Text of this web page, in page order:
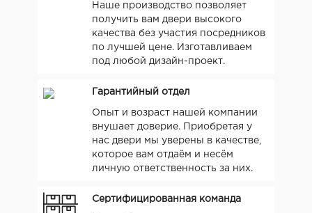
Наше производство позволяет
получить вам двери высокого
качества без участия посредников
по лучшей цене. Изготавливаем
под любой дизайн-проект.
Гарантийный отдел
Опыт и возраст нашей компании
внушает доверие. Приобретая у
нас двери мы уверены в качестве,
которое вам отдаём и несём
личную ответственность за них.
Сертифицированная команда